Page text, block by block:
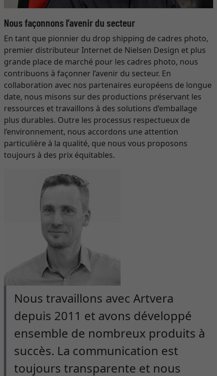
Nous façonnons l’avenir du secteur
En tant que pionnier du drop shipping de cadres photo,
premier distributeur Internet de Nielsen Design et plus
grande place de marché pour les cadres photo, nous
contribuons à façonner l’avenir du secteur. En
collaboration avec nos partenaires européens de longue
date, nous misons sur des productions préservant les
ressources et travaillons à des solutions d’emballage
plus durables. Outre les processus respectueux de
l’environnement, nous accordons une attention
particulière à la qualité, que nous vous proposons
toujours à des prix équitables.
Nous travaillons avec Artvera
depuis 2011 et avons développé
ensemble de nombreux produits à
succès. La communication est
toujours transparente et nous